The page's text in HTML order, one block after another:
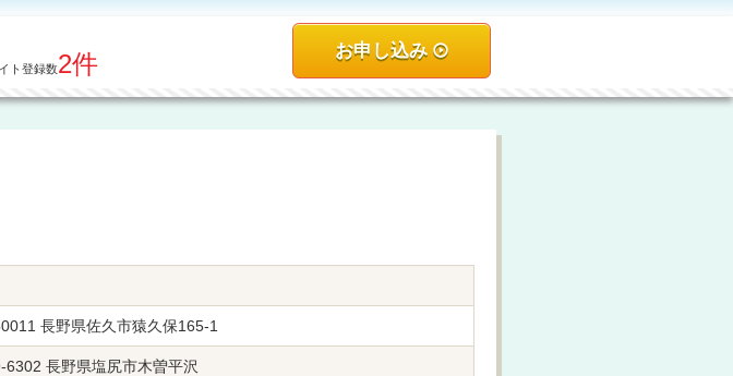
お申し込み
ト登録数2件
長野県佐久市猿久保165-1
6302 長野県塩尻市木曽平沢